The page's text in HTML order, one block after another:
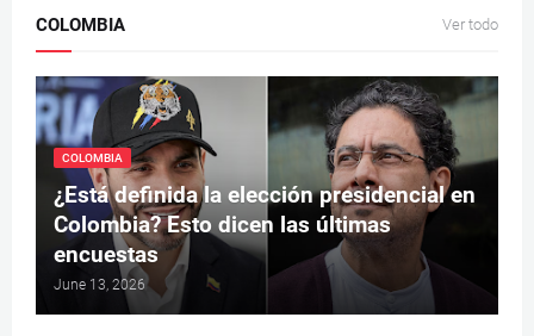
COLOMBIA Ver todo
COLOMBIA
¿Está definida la elección presidencial en
Colombia? Esto dicen las últimas
encuestas
June 13, 2026